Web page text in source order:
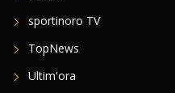
sportinoro TV
TopNews
Ultim'ora